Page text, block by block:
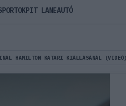
HAMILTON KATARI KIÁLLÁSÁNÁL (VIDEÓ)
PIT LANEAUTÓ